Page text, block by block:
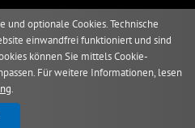
Hamburg
und optionale Cookies. Technische
einwandfrei funktioniert und sind
können Sie mittels Cookie-
Für weitere Informationen, lesen
.